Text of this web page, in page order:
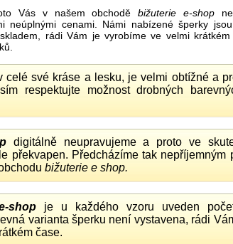
Vás v našem obchoděbižuterie e-shop
neúplnými cenami. Námi nabízené šperky
rádi Vám je vyrobíme ve velmi
celé své kráse a lesku, je velmi obtížné a
respektujte možnost drobných
digitálně neupravujeme a proto ve
překvapen. Předcházíme tak nepříjemným
bižuterie e shop.
shop je u každého vzoru uveden
varianta šperku není vystavena, rádi
čase.